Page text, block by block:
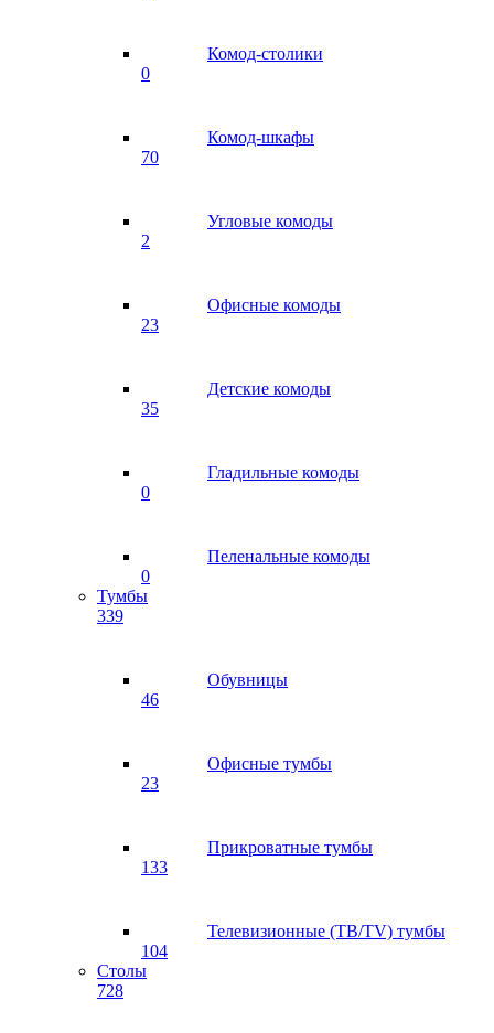
Комод-столики
0
Комод-шкафы
70
Угловые комоды
2
Офисные комоды
23
Детские комоды
35
Гладильные комоды
0
Пеленальные комоды
0
Тумбы
339
Обувницы
46
Офисные тумбы
23
Прикроватные тумбы
133
Телевизионные (ТВ/TV) тумбы
104
Столы
728